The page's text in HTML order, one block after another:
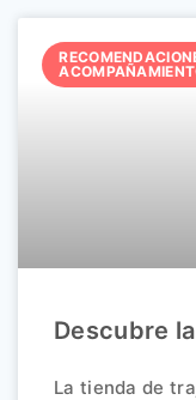
Descubre
La tienda de